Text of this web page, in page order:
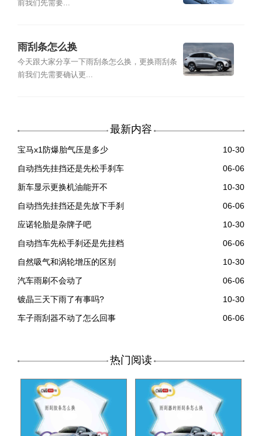
前我们先需要...
雨刮条怎么换
今天跟大家分享一下雨刮条怎么换，更换雨刮条
前我们先需要确认更...
最新内容
宝马x1防爆胎气压是多少
10-30
自动挡先挂挡还是先松手刹车
06-06
新车显示更换机油能开不
10-30
自动挡先挂挡还是先放下手刹
06-06
应诺轮胎是杂牌子吧
10-30
自动挡车先松手刹还是先挂档
06-06
自然吸气和涡轮增压的区别
10-30
汽车雨刷不会动了
06-06
镀晶三天下雨了有事吗?
10-30
车子雨刮器不动了怎么回事
06-06
热门阅读